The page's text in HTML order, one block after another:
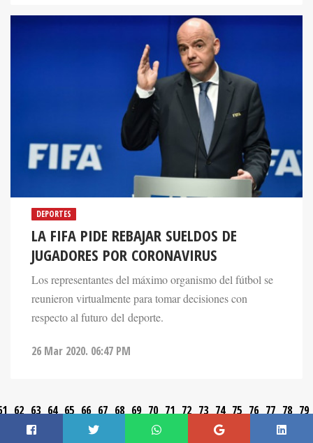
DEPORTES
LA FIFA PIDE REBAJAR SUELDOS DE
JUGADORES POR CORONAVIRUS
Los representantes del máximo organismo del fútbol se
reunieron virtualmente para tomar decisiones con
respecto al futuro del deporte.
26 Mar 2020. 06:47 PM
62 63 64 65 66 67 68 69 70 71 72 73 74 75 76 77 78 79